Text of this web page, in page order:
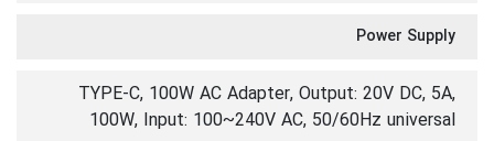
Power Supply
TYPE-C, 100W AC Adapter, Output: 20V DC, 5A,
100W, Input: 100~240V AC, 50/60Hz universal